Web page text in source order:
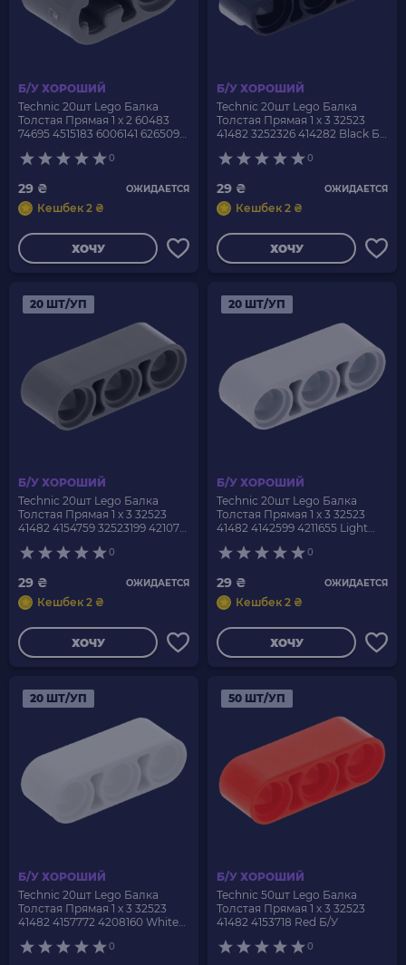
Б/У ХОРОШИЙ
Technic 20шт Lego Балка
Толстая Прямая 1 x 2 60483
74695 4515183 6006141 6265093
0
29 ₴ ОЖИДАЕТСЯ
Кешбек 2 ₴
ХОЧУ
Б/У ХОРОШИЙ
Technic 20шт Lego Балка
Толстая Прямая 1 x 3 32523
41482 3252326 414282 Black Б/
0
29 ₴ ОЖИДАЕТСЯ
Кешбек 2 ₴
ХОЧУ
20 ШТ/УП
Б/У ХОРОШИЙ
Technic 20шт Lego Балка
Толстая Прямая 1 x 3 32523
41482 4154759 32523199 4210751
0
29 ₴ ОЖИДАЕТСЯ
Кешбек 2 ₴
ХОЧУ
20 ШТ/УП
Б/У ХОРОШИЙ
Technic 20шт Lego Балка
Толстая Прямая 1 x 3 32523
41482 4142599 4211655 Light
0
29 ₴ ОЖИДАЕТСЯ
Кешбек 2 ₴
ХОЧУ
20 ШТ/УП
Б/У ХОРОШИЙ
Technic 20шт Lego Балка
Толстая Прямая 1 x 3 32523
41482 4157772 4208160 White
0
50 ШТ/УП
Б/У ХОРОШИЙ
Technic 50шт Lego Балка
Толстая Прямая 1 x 3 32523
41482 4153718 Red Б/У
0